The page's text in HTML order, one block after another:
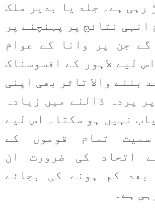
رہی ہے۔ جلد یا بدیر ملک
انہی نتائج پر پہنچنے پر
گے جن پر وانا کے عوام
لیے لاہور کے افسوسناک
بننے والا تاثر بھی اپنی
پردہ ڈالنے میں زیادہ
نہیں ہو سکتا۔ اس لیے
سمیت تمام قوموں کے
اتحاد کی ضرورت ان
بعد کم ہونے کی بجائے
ہے۔